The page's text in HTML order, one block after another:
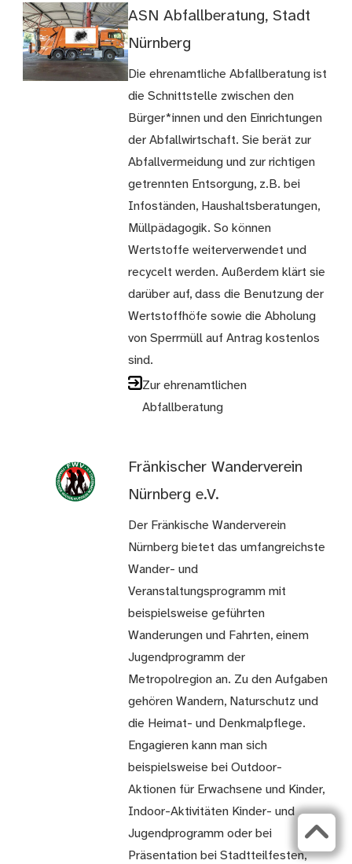
ASN Abfallberatung, Stadt
Nürnberg
Die ehrenamtliche Abfallberatung ist
die Schnittstelle zwischen den
Bürger*innen und den Einrichtungen
der Abfallwirtschaft. Sie berät zur
Abfallvermeidung und zur richtigen
getrennten Entsorgung, z.B. bei
Infoständen, Haushaltsberatungen,
Müllpädagogik. So können
Wertstoffe weiterverwendet und
recycelt werden. Außerdem klärt sie
darüber auf, dass die Benutzung der
Wertstoffhöfe sowie die Abholung
von Sperrmüll auf Antrag kostenlos
sind.
Zur ehrenamtlichen
Abfallberatung
Fränkischer Wanderverein
Nürnberg e.V.
Der Fränkische Wanderverein
Nürnberg bietet das umfangreichste
Wander- und
Veranstaltungsprogramm mit
beispielsweise geführten
Wanderungen und Fahrten, einem
Jugendprogramm der
Metropolregion an. Zu den Aufgaben
gehören Wandern, Naturschutz und
die Heimat- und Denkmalpflege.
Engagieren kann man sich
beispielsweise bei Outdoor-
Aktionen für Erwachsene und Kinder,
Indoor-Aktivitäten Kinder- und
Jugendprogramm oder bei
Präsentation bei Stadtteilfesten,